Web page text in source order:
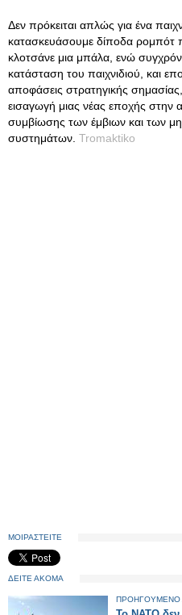
Δεν πρόκειται απλώς για ένα
κατασκευάσουμε δίποδα ρομπότ
κλοτσάνε μια μπάλα, ενώ
κατάσταση του παιχνιδιού, και
αποφάσεις στρατηγικής
εισαγωγή μιας νέας εποχής στην
συμβίωσης των έμβιων και των
συστημάτων. Tromaktiko
ΜΟΙΡΑΣΤΕΙΤΕ
ΔΕΙΤΕ ΑΚΟΜΑ
ΠΡΟΗΓΟΥΜΕΝΟ